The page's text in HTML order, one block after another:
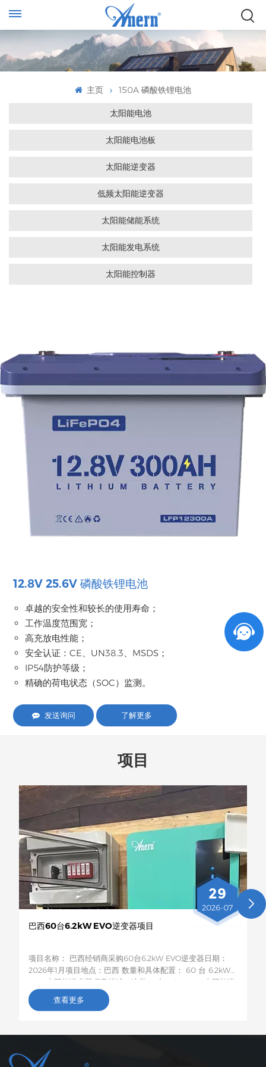
主页 150A 磷酸铁锂电池
太阳能电池
太阳能电池板
太阳能逆变器
低频太阳能逆变器
太阳能储能系统
太阳能发电系统
太阳能控制器
12.8V 25.6V 磷酸铁锂电池
卓越的安全性和较长的使用寿命；
工作温度范围宽；
高充放电性能；
安全认证：CE、UN38.3、MSDS；
IP54防护等级；
精确的荷电状态（SOC）监测。
发送询问 了解更多
项目
29
2026-07
巴西60台6.2kW EVO逆变器项目
项目名称： 巴西经销商采购60台6.2kW EVO逆变器日期：
2026年1月项目地点：巴西 数量和具体配置： 60 台 6.2kW
EVO 太阳能逆变器项目描述：这批60台6.2kW EVO太阳能逆
变器将运往巴西，用于农村居民和小型企业的光伏储能项目。
这款6.2kW混合型逆变器支持双路交流输出，具备智能低电压
查看更多